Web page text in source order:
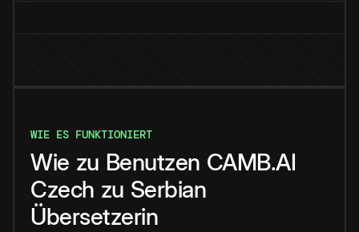
WIE ES FUNKTIONIERT
Wie zu Benutzen CAMB.AI
Czech zu Serbian
Übersetzerin